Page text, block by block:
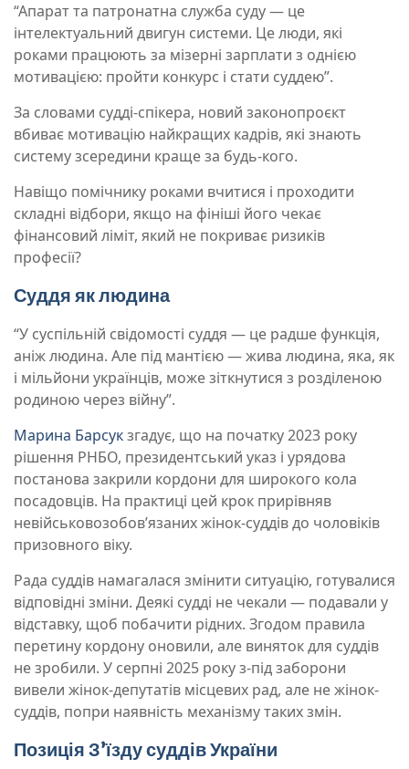
“Апарат та патронатна служба суду — це
інтелектуальний двигун системи. Це люди, які
роками працюють за мізерні зарплати з однією
мотивацією: пройти конкурс і стати суддею”.
За словами судді-спікера, новий законопроєкт
вбиває мотивацію найкращих кадрів, які знають
систему зсередини краще за будь-кого.
Навіщо помічнику роками вчитися і проходити
складні відбори, якщо на фініші його чекає
фінансовий ліміт, який не покриває ризиків
професії?
Суддя як людина
“У суспільній свідомості суддя — це радше функція,
аніж людина. Але під мантією — жива людина, яка, як
і мільйони українців, може зіткнутися з розділеною
родиною через війну”.
Марина Барсукзгадує, що на початку 2023 року
рішення РНБО, президентський указ і урядова
постанова закрили кордони для широкого кола
посадовців. На практиці цей крок прирівняв
невійськовозобов’язаних жінок-суддів до чоловіків
призовного віку.
Рада суддів намагалася змінити ситуацію, готувалися
відповідні зміни. Деякі судді не чекали — подавали у
відставку, щоб побачити рідних. Згодом правила
перетину кордону оновили, але виняток для суддів
не зробили. У серпні 2025 року з-під заборони
вивели жінок-депутатів місцевих рад, але не жінок-
суддів, попри наявність механізму таких змін.
Позиція З’їзду суддів України